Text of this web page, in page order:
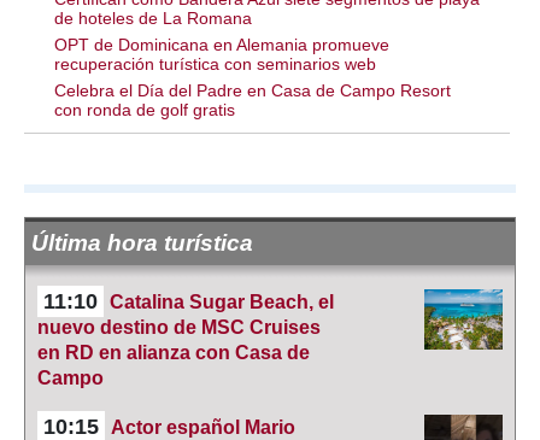
de hoteles de La Romana
OPT de Dominicana en Alemania promueve
recuperación turística con seminarios web
Celebra el Día del Padre en Casa de Campo Resort
con ronda de golf gratis
Última hora turística
11:10 Catalina Sugar Beach, el
nuevo destino de MSC Cruises
en RD en alianza con Casa de
Campo
10:15
Actor español Mario